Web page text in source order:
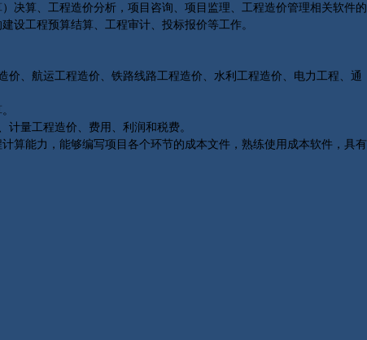
决算、工程造价分析，项目咨询、项目监理、工程造价管理相关软件的
设工程预算结算、工程审计、投标报价等工作。
、航运工程造价、铁路线路工程造价、水利工程造价、电力工程、通
量工程造价、费用、利润和税费。
算能力，能够编写项目各个环节的成本文件，熟练使用成本软件，具有